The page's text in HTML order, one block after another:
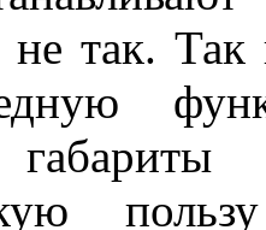
не так. Так